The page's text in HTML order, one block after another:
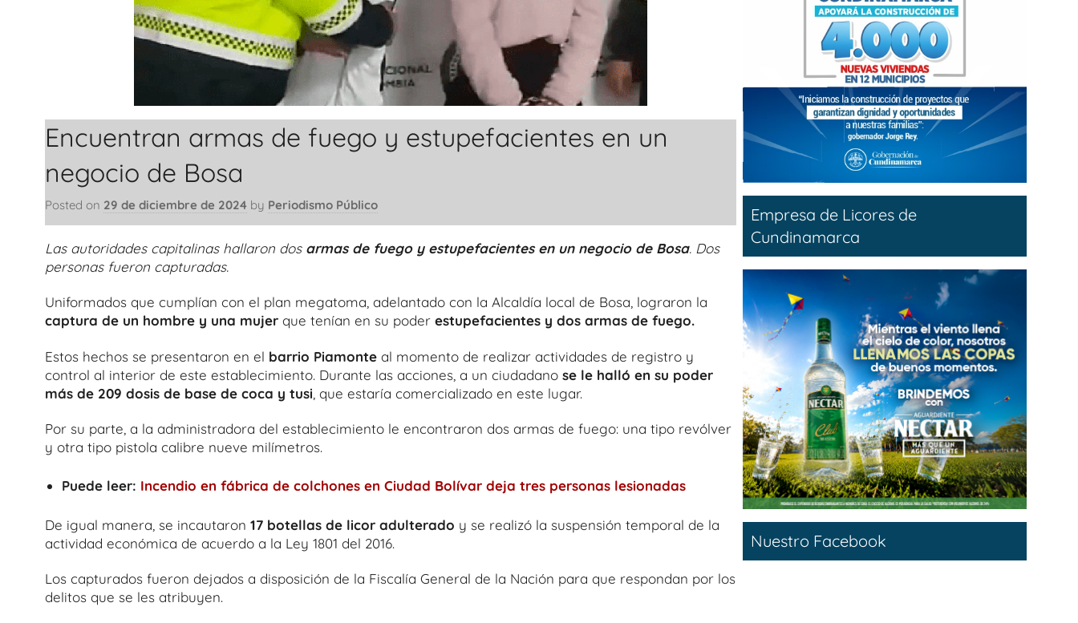
Encuentran armas de fuego y estupefacientes en un
negocio de Bosa
Posted on 29 de diciembre de 2024 by Periodismo Público
Las autoridades capitalinas hallaron dos armas de fuego y estupefacientes en un negocio de Bosa. Dos
personas fueron capturadas.
Uniformados que cumplían con el plan megatoma, adelantado con la Alcaldía local de Bosa, lograron la
captura de un hombre y una mujer que tenían en su poder estupefacientes y dos armas de fuego.
Estos hechos se presentaron en el barrio Piamonte al momento de realizar actividades de registro y
control al interior de este establecimiento. Durante las acciones, a un ciudadano se le halló en su poder
más de 209 dosis de base de coca y tusi , que estaría comercializado en este lugar.
Por su parte, a la administradora del establecimiento le encontraron dos armas de fuego: una tipo revólver
y otra tipo pistola calibre nueve milímetros.
Puede leer: Incendio en fábrica de colchones en Ciudad Bolívar deja tres personas lesionadas
De igual manera, se incautaron 17 botellas de licor adulterado y se realizó la suspensión temporal de la
actividad económica de acuerdo a la Ley 1801 del 2016.
Los capturados fueron dejados a disposición de la Fiscalía General de la Nación para que respondan por los
delitos que se les atribuyen.
Empresa de Licores de
Cundinamarca
Nuestro Facebook